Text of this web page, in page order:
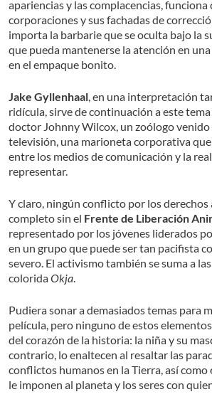
apariencias y las complacencias, funciona
corporaciones y sus fachadas de
importa la barbarie que se oculta bajo la
que pueda mantenerse la atención en
en el empaque bonito.
Jake Gyllenhaal, en una interpretación
ridícula, sirve de continuación a este tema
doctor Johnny Wilcox, un zoólogo
televisión, una marioneta corporativa
entre los medios de comunicación y la
representar.
Y claro, ningún conflicto por los derechos
completo sin el Frente de Liberación
representado por los jóvenes liderados
en un grupo que puede ser tan pacifista
severo. El activismo también se suma a
coloridaOkja.
Pudiera sonar a demasiados temas para
película, pero ninguno de estos
del corazón de la historia: la niña y su
contrario, lo enaltecen al resaltar las
conflictos humanos en la Tierra, así como
le imponen al planeta y los seres con